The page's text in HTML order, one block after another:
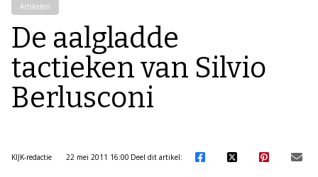
Artikelen
De aalgladde
tactieken van Silvio
Berlusconi
KIJK-redactie 22 mei 2011 16:00 Deel dit artikel: